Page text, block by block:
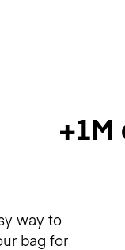
way to
bag for